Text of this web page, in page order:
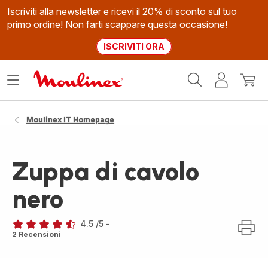
Iscriviti alla newsletter e ricevi il 20% di sconto sul tuo
primo ordine! Non farti scappare questa occasione!
ISCRIVITI ORA
Il
Apri
Moulinex IT Homepage
Zuppa di cavolo
nero
ratings.4.5
4.5 /5 -
2 Recensioni